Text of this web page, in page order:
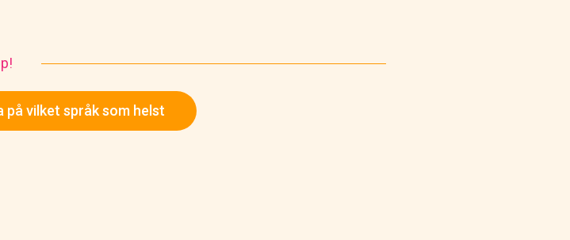
på vilket språk som helst